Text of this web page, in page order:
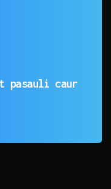
pasauli caur